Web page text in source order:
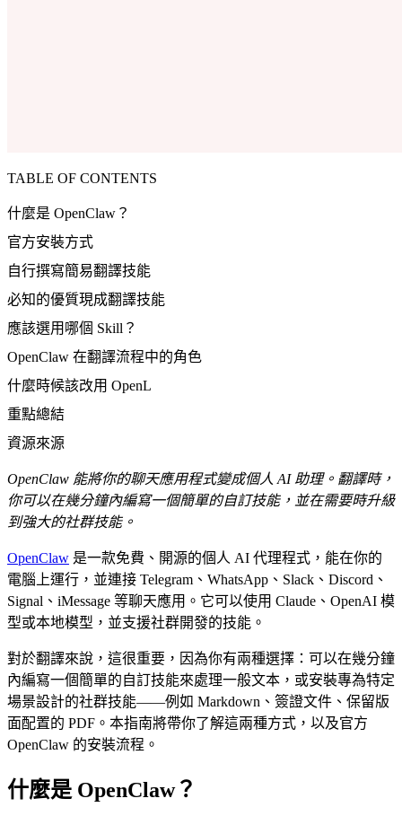
TABLE OF CONTENTS
什麼是 OpenClaw？
官方安裝方式
自行撰寫簡易翻譯技能
必知的優質現成翻譯技能
應該選用哪個 Skill？
OpenClaw 在翻譯流程中的角色
什麼時候該改用 OpenL
重點總結
資源來源
OpenClaw 能將你的聊天應用程式變成個人 AI 助理。翻譯時，
你可以在幾分鐘內編寫一個簡單的自訂技能，並在需要時升級
到強大的社群技能。
OpenClaw 是一款免費、開源的個人 AI 代理程式，能在你的
電腦上運行，並連接 Telegram、WhatsApp、Slack、Discord、
Signal、iMessage 等聊天應用。它可以使用 Claude、OpenAI 模
型或本地模型，並支援社群開發的技能。
對於翻譯來說，這很重要，因為你有兩種選擇：可以在幾分鐘
內編寫一個簡單的自訂技能來處理一般文本，或安裝專為特定
場景設計的社群技能——例如 Markdown、簽證文件、保留版
面配置的 PDF。本指南將帶你了解這兩種方式，以及官方
OpenClaw 的安裝流程。
什麼是 OpenClaw？